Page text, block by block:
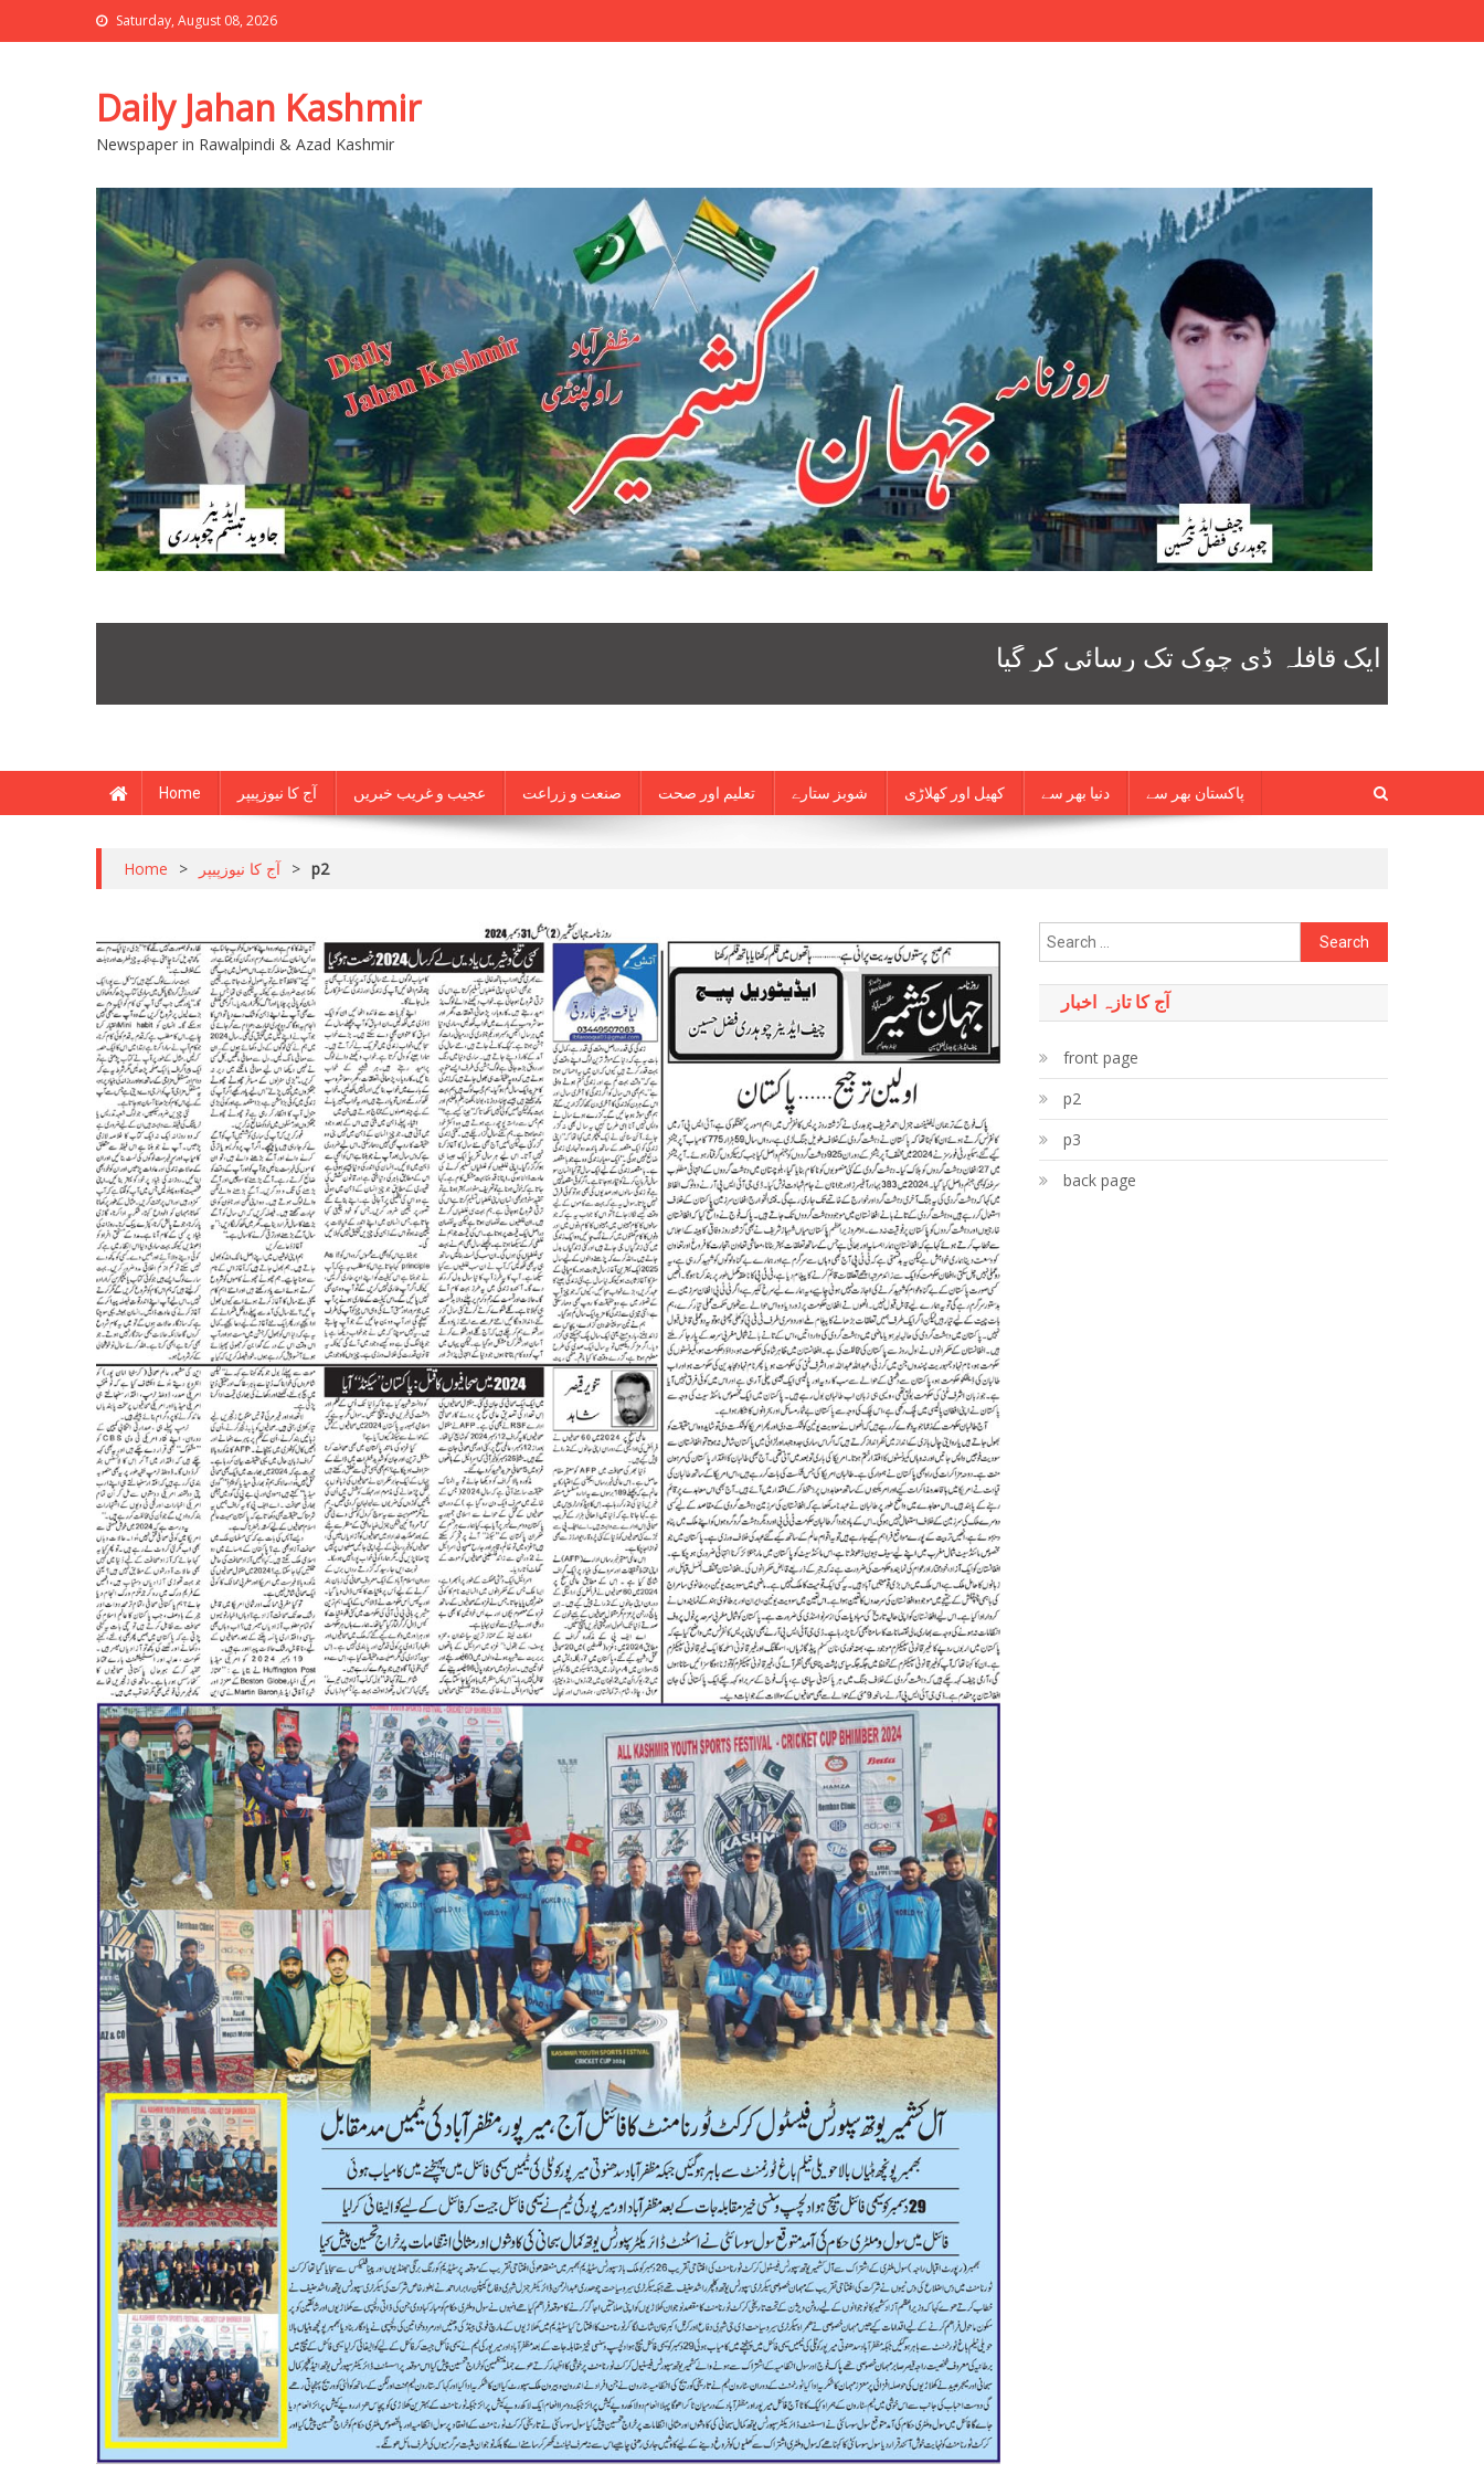
Saturday, August 08, 2026
Daily Jahan Kashmir
Newspaper in Rawalpindi & Azad Kashmir
Home آج کا نیوزپیپر عجیب و غریب خبریں صنعت و زراعت تعلیم اور صحت شوبز ستارے کھیل اور کھلاڑی دنیا بھر سے پاکستان بھر سے
Home > آج کا نیوزپیپر > p2
Search
for:
آج کا تازہ اخبار
front page
p2
p3
back page